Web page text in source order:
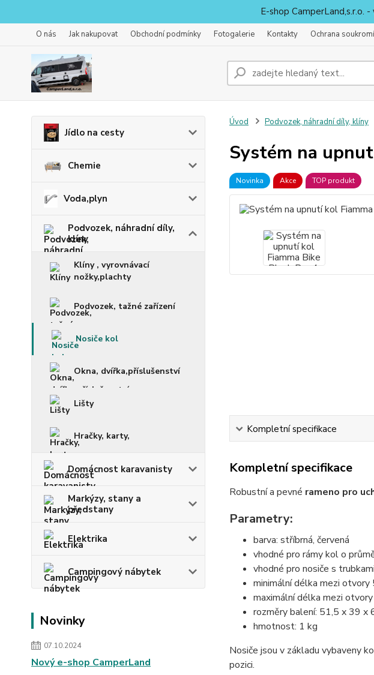
E-shop CamperLand,s.r.o.
O nás Jak nakupovat Obchodní podmínky Fotogalerie Kontakty Ochrana soukromí
Jídlo na cesty
Chemie
Voda,plyn
Podvozek, náhradní díly,
klíny
Klíny , vyrovnávací
nožky,plachty
Podvozek, tažné zařízení
Nosiče kol
Okna, dvířka,příslušenství
Lišty
Hračky, karty,
Domácnost karavanisty
Markýzy, stany a
předstany
Elektrika
Campingový nábytek
Novinky
07.10.2024
Nový e-shop CamperLand
Úvod Podvozek, náhradní díly, klíny
Systém na
Novinka Akce TOP produkt
Kompletní specifikace
Kompletní specifikace
Robustní a pevné rameno pro
Parametry:
barva: stříbrná, červená
vhodné pro rámy kol o
vhodné pro nosiče s
minimální délka mezi otvory
maximální délka mezi
rozměry balení: 51,5 x 39 x
hmotnost: 1 kg
Nosiče jsou v základu vybaveny
pozici.